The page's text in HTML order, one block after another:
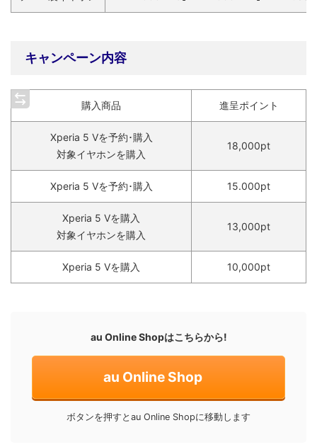
キャンペーン内容
購入商品 進呈ポイント
Xperia 5 Vを予約･購入
対象イヤホンを購入
18,000pt
Xperia 5 Vを予約･購入 15.000pt
Xperia 5 Vを購入
対象イヤホンを購入
13,000pt
Xperia 5 Vを購入 10,000pt
au Online Shopはこちらから!
au Online Shop
ボタンを押すとau Online Shopに移動します